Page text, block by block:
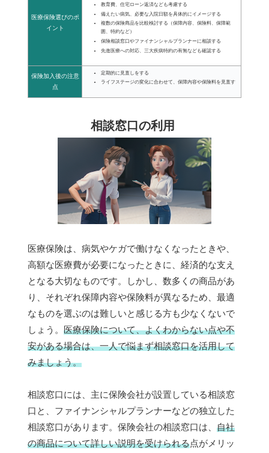
医療保険選びのポ
イント
教育費、住宅ローン返済なども考慮する
備えたい病気、必要な入院日額を具体的にイメージする
複数の保険商品を比較検討する（保障内容、保険料、保障範
囲、特約など）
保険相談窓口やファイナンシャルプランナーに相談する
先進医療への対応、三大疾病特約の有無なども確認する
保険加入後の注意
点
定期的に見直しをする
ライフステージの変化に合わせて、保障内容や保険料を見直す
相談窓口の利用
医療保険は、病気やケガで働けなくなったときや、
高額な医療費が必要になったときに、経済的な支え
となる大切なものです。しかし、数多くの商品があ
り、それぞれ保障内容や保険料が異なるため、最適
なものを選ぶのは難しいと感じる方も少なくないで
しょう。 医療保険について、よくわからない点や不
安がある場合は、一人で悩まず相談窓口を活用して
みましょう。
相談窓口には、主に保険会社が設置している相談窓
口と、ファイナンシャルプランナーなどの独立した
相談窓口があります。保険会社の相談窓口は、 自社
の商品について詳しい説明を受けられる点がメリッ